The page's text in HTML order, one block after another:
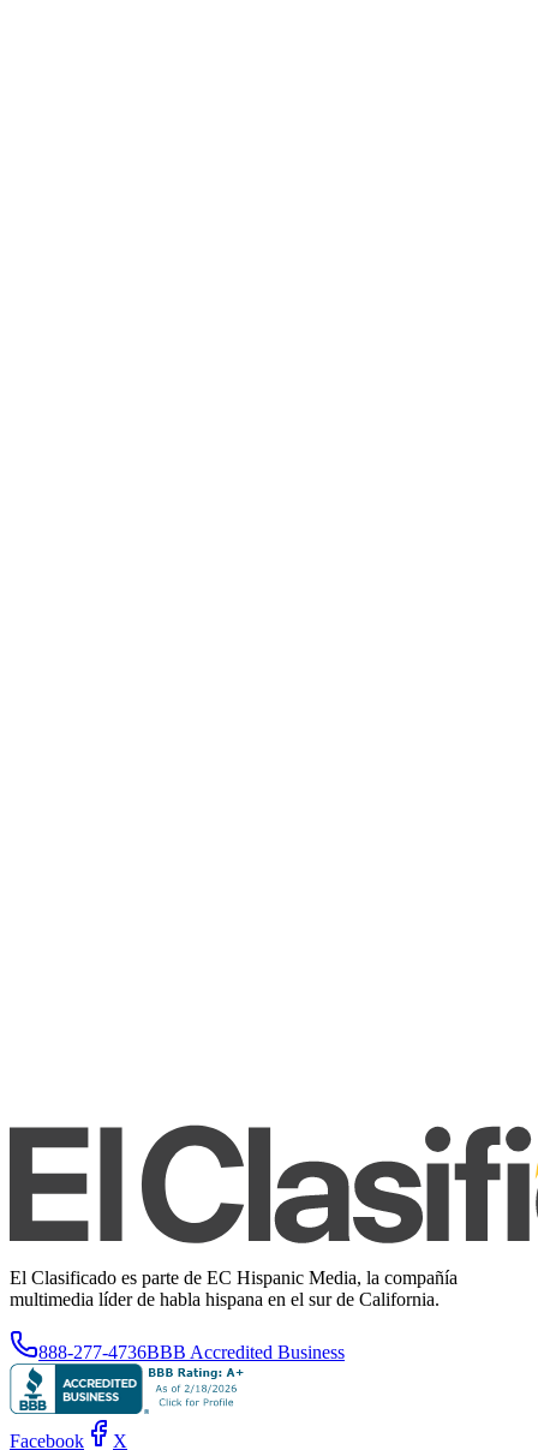
El Clasificado es parte de EC Hispanic Media, la compañía
multimedia líder de habla hispana en el sur de California.
888-277-4736BBB Accredited Business
Facebook X